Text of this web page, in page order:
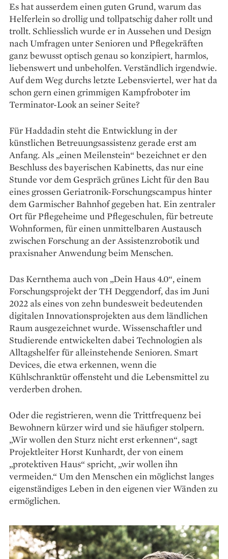
Es hat ausserdem einen guten Grund, warum das
Helferlein so drollig und tollpatschig daher rollt und
trollt. Schliesslich wurde er in Aussehen und Design
nach Umfragen unter Senioren und Pflegekräften
ganz bewusst optisch genau so konzipiert, harmlos,
liebenswert und unbeholfen. Verständlich irgendwie.
Auf dem Weg durchs letzte Lebensviertel, wer hat da
schon gern einen grimmigen Kampfroboter im
Terminator-Look an seiner Seite?
Für Haddadin steht die Entwicklung in der
künstlichen Betreuungsassistenz gerade erst am
Anfang. Als „einen Meilenstein“ bezeichnet er den
Beschluss des bayerischen Kabinetts, das nur eine
Stunde vor dem Gespräch grünes Licht für den Bau
eines grossen Geriatronik-Forschungscampus hinter
dem Garmischer Bahnhof gegeben hat. Ein zentraler
Ort für Pflegeheime und Pflegeschulen, für betreute
Wohnformen, für einen unmittelbaren Austausch
zwischen Forschung an der Assistenzrobotik und
praxisnaher Anwendung beim Menschen.
Das Kernthema auch von „Dein Haus 4.0“, einem
Forschungsprojekt der TH Deggendorf, das im Juni
2022 als eines von zehn bundesweit bedeutenden
digitalen Innovationsprojekten aus dem ländlichen
Raum ausgezeichnet wurde. Wissenschaftler und
Studierende entwickelten dabei Technologien als
Alltagshelfer für alleinstehende Senioren. Smart
Devices, die etwa erkennen, wenn die
Kühlschranktür offensteht und die Lebensmittel zu
verderben drohen.
Oder die registrieren, wenn die Trittfrequenz bei
Bewohnern kürzer wird und sie häufiger stolpern.
„Wir wollen den Sturz nicht erst erkennen“, sagt
Projektleiter Horst Kunhardt, der von einem
„protektiven Haus“ spricht, „wir wollen ihn
vermeiden.“ Um den Menschen ein möglichst langes
eigenständiges Leben in den eigenen vier Wänden zu
ermöglichen.